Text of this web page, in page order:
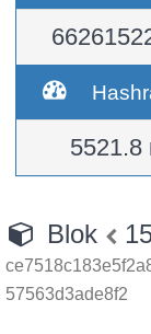
5521.8
Blok
57563d3ade8f2